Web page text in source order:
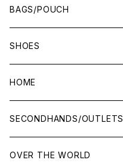
BAGS/POUCH
SHOES
HOME
SECONDHANDS/OUTLETS
OVER THE WORLD